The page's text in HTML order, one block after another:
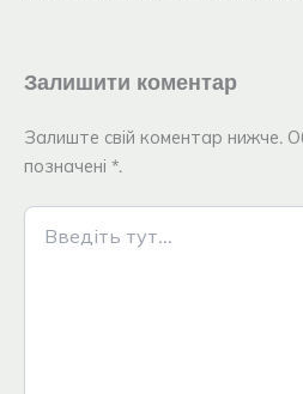
Залишити коментар
Залиште свій коментар нижче.
позначені *.
Введіть
тут...